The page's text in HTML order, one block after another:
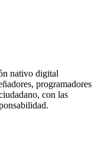
nativo digital
programadores
con las